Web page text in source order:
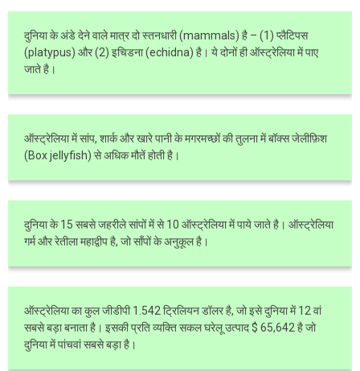
दुनिया के अंडे देने वाले मात्र दो स्तनधारी (mammals) है – (1) प्लैटिपस
(platypus) और (2) इचिडना (echidna) है। ये दोनों ही ऑस्ट्रेलिया में पाए
जाते है।
ऑस्ट्रेलिया में सांप, शार्क और खारे पानी के मगरमच्छों की तुलना में बॉक्स जेलीफ़िश
(Box jellyfish) से अधिक मौतें होती है।
दुनिया के 15 सबसे जहरीले सांपों में से 10 ऑस्ट्रेलिया में पाये जाते है। ऑस्ट्रेलिया
गर्म और रेतीला महाद्वीप है, जो साँपों के अनुकूल है।
ऑस्ट्रेलिया का कुल जीडीपी 1.542 ट्रिलियन डॉलर है, जो इसे दुनिया में 12 वां
सबसे बड़ा बनाता है। इसकी प्रति व्यक्ति सकल घरेलू उत्पाद $ 65,642 है जो
दुनिया में पांचवां सबसे बड़ा है।